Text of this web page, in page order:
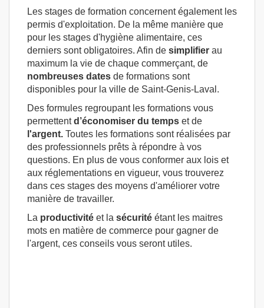
Les stages de formation concernent également les
permis d'exploitation. De la même manière que
pour les stages d'hygiène alimentaire, ces
derniers sont obligatoires. Afin de simplifier au
maximum la vie de chaque commerçant, de
nombreuses dates de formations sont
disponibles pour la ville de Saint-Genis-Laval.
Des formules regroupant les formations vous
permettentd’économiser du temps et de
l'argent. Toutes les formations sont réalisées par
des professionnels prêts à répondre à vos
questions. En plus de vous conformer aux lois et
aux réglementations en vigueur, vous trouverez
dans ces stages des moyens d'améliorer votre
manière de travailler.
La productivité et la sécurité étant les maitres
mots en matière de commerce pour gagner de
l'argent, ces conseils vous seront utiles.